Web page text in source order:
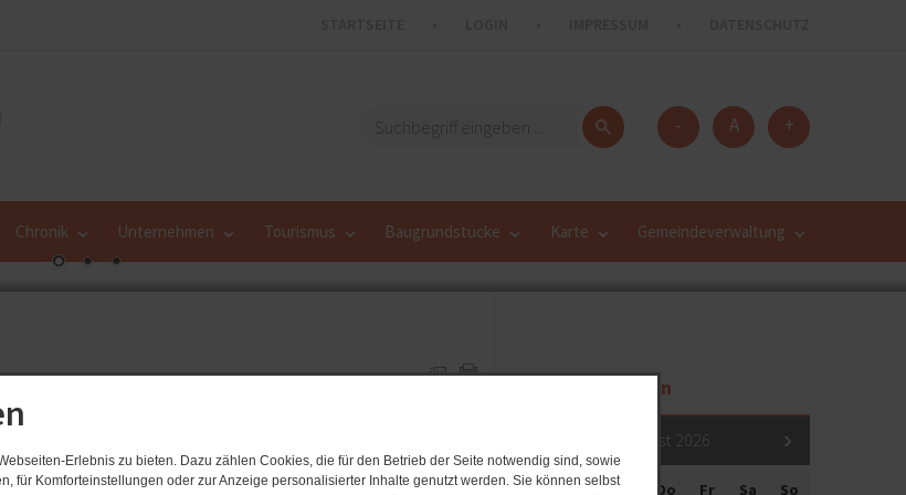
Erlebnis zu bieten. Dazu zählen Cookies, die für den Betrieb der Seite notwendig sind, sowie
für Komforteinstellungen oder zur Anzeige personalisierter Inhalte genutzt werden. Sie können selbst
- A +
Chronik Unternehmen Tourismus Baugrundstücke Karte Gemeindeverwaltung
Veranstaltungen
August 2026
Mo Di Mi Do Fr Sa So